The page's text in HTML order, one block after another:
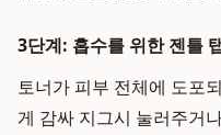
3단계: 흡수를 위한 젠틀
토너가 피부 전체에 도포
게 감싸 지그시 눌러주거